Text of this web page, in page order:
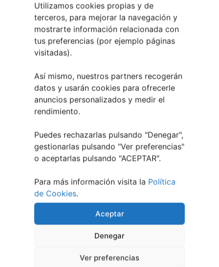
Utilizamos cookies propias y de
terceros, para mejorar la navegación y
mostrarte información relacionada con
tus preferencias (por ejemplo páginas
visitadas).
Así mismo, nuestros partners recogerán
datos y usarán cookies para ofrecerle
anuncios personalizados y medir el
rendimiento.
Puedes rechazarlas pulsando "Denegar",
gestionarlas pulsando "Ver preferencias"
o aceptarlas pulsando "ACEPTAR".
Para más información visita la Política
de Cookies.
Aceptar
Denegar
Ver preferencias
Festival Noites Teatrais de Vilamarín 2026
julio, 2026
Verano Cultural de Seixalbo 2026 31 mayo,
2026
A bailar! | Espectáculo en Baños de Molga
Noticias de Pontevedraplan
Así serán las Fiestas de la Peregrina 2026
agosto, 2026
de Pontevedra reunirá a grandes músicos del 3
al 7 de agosto 27 julio, 2026
Vilaboa | Verano Cultural 2026 2 julio, 2026